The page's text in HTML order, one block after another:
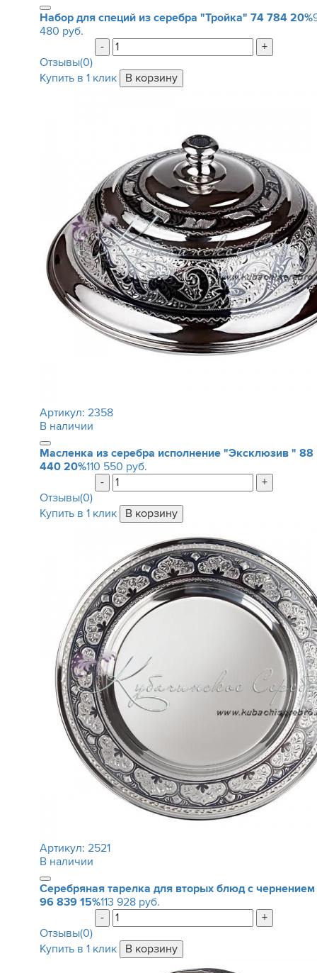
Набор для специй из серебра "Тройка" 74 784 20%
480 руб.
-
+
Отзывы(0)
Купить в 1 клик
Артикул: 2358
В наличии
Масленка из серебра исполнение "Эксклюзив " 88
440 20%110 550 руб.
-
+
Отзывы(0)
Купить в 1 клик
Артикул: 2521
В наличии
Серебряная тарелка для вторых блюд с чернением
96 839 15%113 928 руб.
-
+
Отзывы(0)
Купить в 1 клик